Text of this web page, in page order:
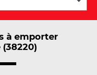
à emporter